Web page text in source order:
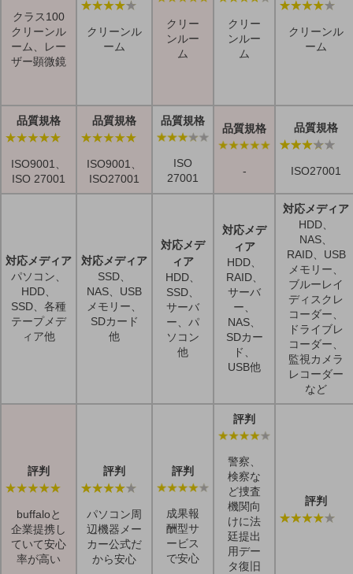
クラス100
クリーンル
ーム、レー
ザー顕微鏡
クリーンル
ーム
クリー
ンルー
ム
クリー
ンルー
ム
クリーンル
ーム
品質規格
ISO9001、
ISO 27001
品質規格
ISO9001、
ISO27001
品質規格
ISO
27001
品質規格
-
品質規格
ISO27001
対応メディア
パソコン、
HDD、
SSD、各種
テープメデ
ィア他
対応メディア
SSD、
NAS、USB
メモリー、
SDカード
他
対応メデ
ィア
HDD、
SSD、
サーバ
ー、パ
ソコン
他
対応メデ
ィア
HDD、
RAID、
サーバ
ー、
NAS、
SDカー
ド、
USB他
対応メディア
HDD、
NAS、
RAID、USB
メモリー、
ブルーレイ
ディスクレ
コーダー、
ドライブレ
コーダー、
監視カメラ
レコーダー
など
評判
buffaloと
企業提携し
ていて安心
率が高い
評判
パソコン周
辺機器メー
カー公式だ
から安心
評判
成果報
酬型サ
ービス
で安心
評判
警察、
検察な
ど捜査
機関向
けに法
廷提出
用デー
タ復旧
評判